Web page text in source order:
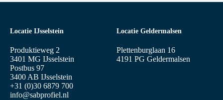
Locatie IJsselstein
Produktieweg 2
3401 MG IJsselstein
Postbus 97
3400 AB IJsselstein
+31 (0)30 6879 700
info@sabprofiel.nl
Locatie Geldermalsen
Plettenburglaan 16
4191 PG Geldermalsen